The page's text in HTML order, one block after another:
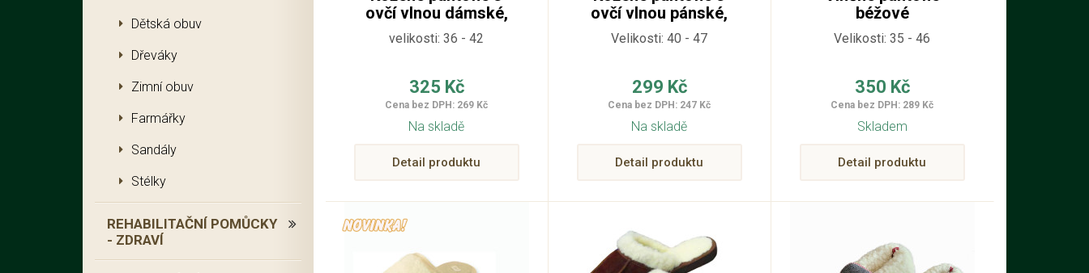
Dětská obuv
Dřeváky
Zimní obuv
Farmářky
Sandály
Stélky
REHABILITAČNÍ POMŮCKY
- ZDRAVÍ
ovčí vlnou dámské,
semišové
velikosti: 36 - 42
325 Kč
Cena bez DPH: 269 Kč
Na skladě
Detail produktu
ovčí vlnou pánské,
semišové
Velikosti: 40 - 47
299 Kč
Cena bez DPH: 247 Kč
Na skladě
Detail produktu
béžové
Velikosti: 35 - 46
350 Kč
Cena bez DPH: 289 Kč
Skladem
Detail produktu